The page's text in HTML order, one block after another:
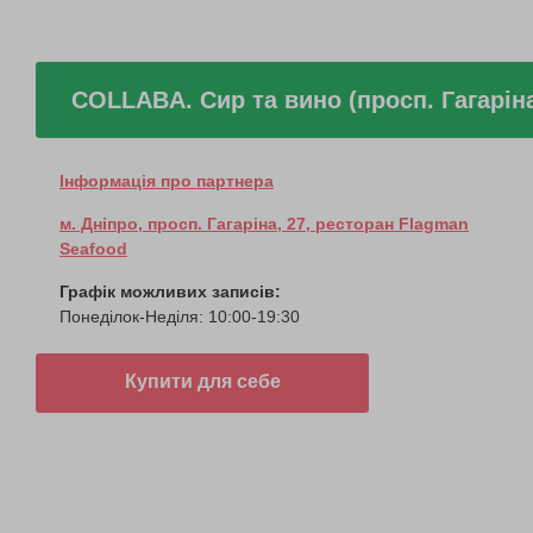
COLLABA. Сир та вино (просп.
Інформація про партнера
м. Дніпро, просп. Гагаріна, 27, ресторан Flagman
Seafood
Графік можливих записів:
Понеділок-Неділя: 10:00-19:30
Купити для себе